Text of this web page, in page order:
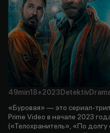
49min18+2023 Detektiv
«Буровая» — это сериал-
Prime Video в начале 2023
(«Телохранитель», «По